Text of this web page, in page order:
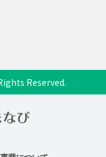
Reserved.